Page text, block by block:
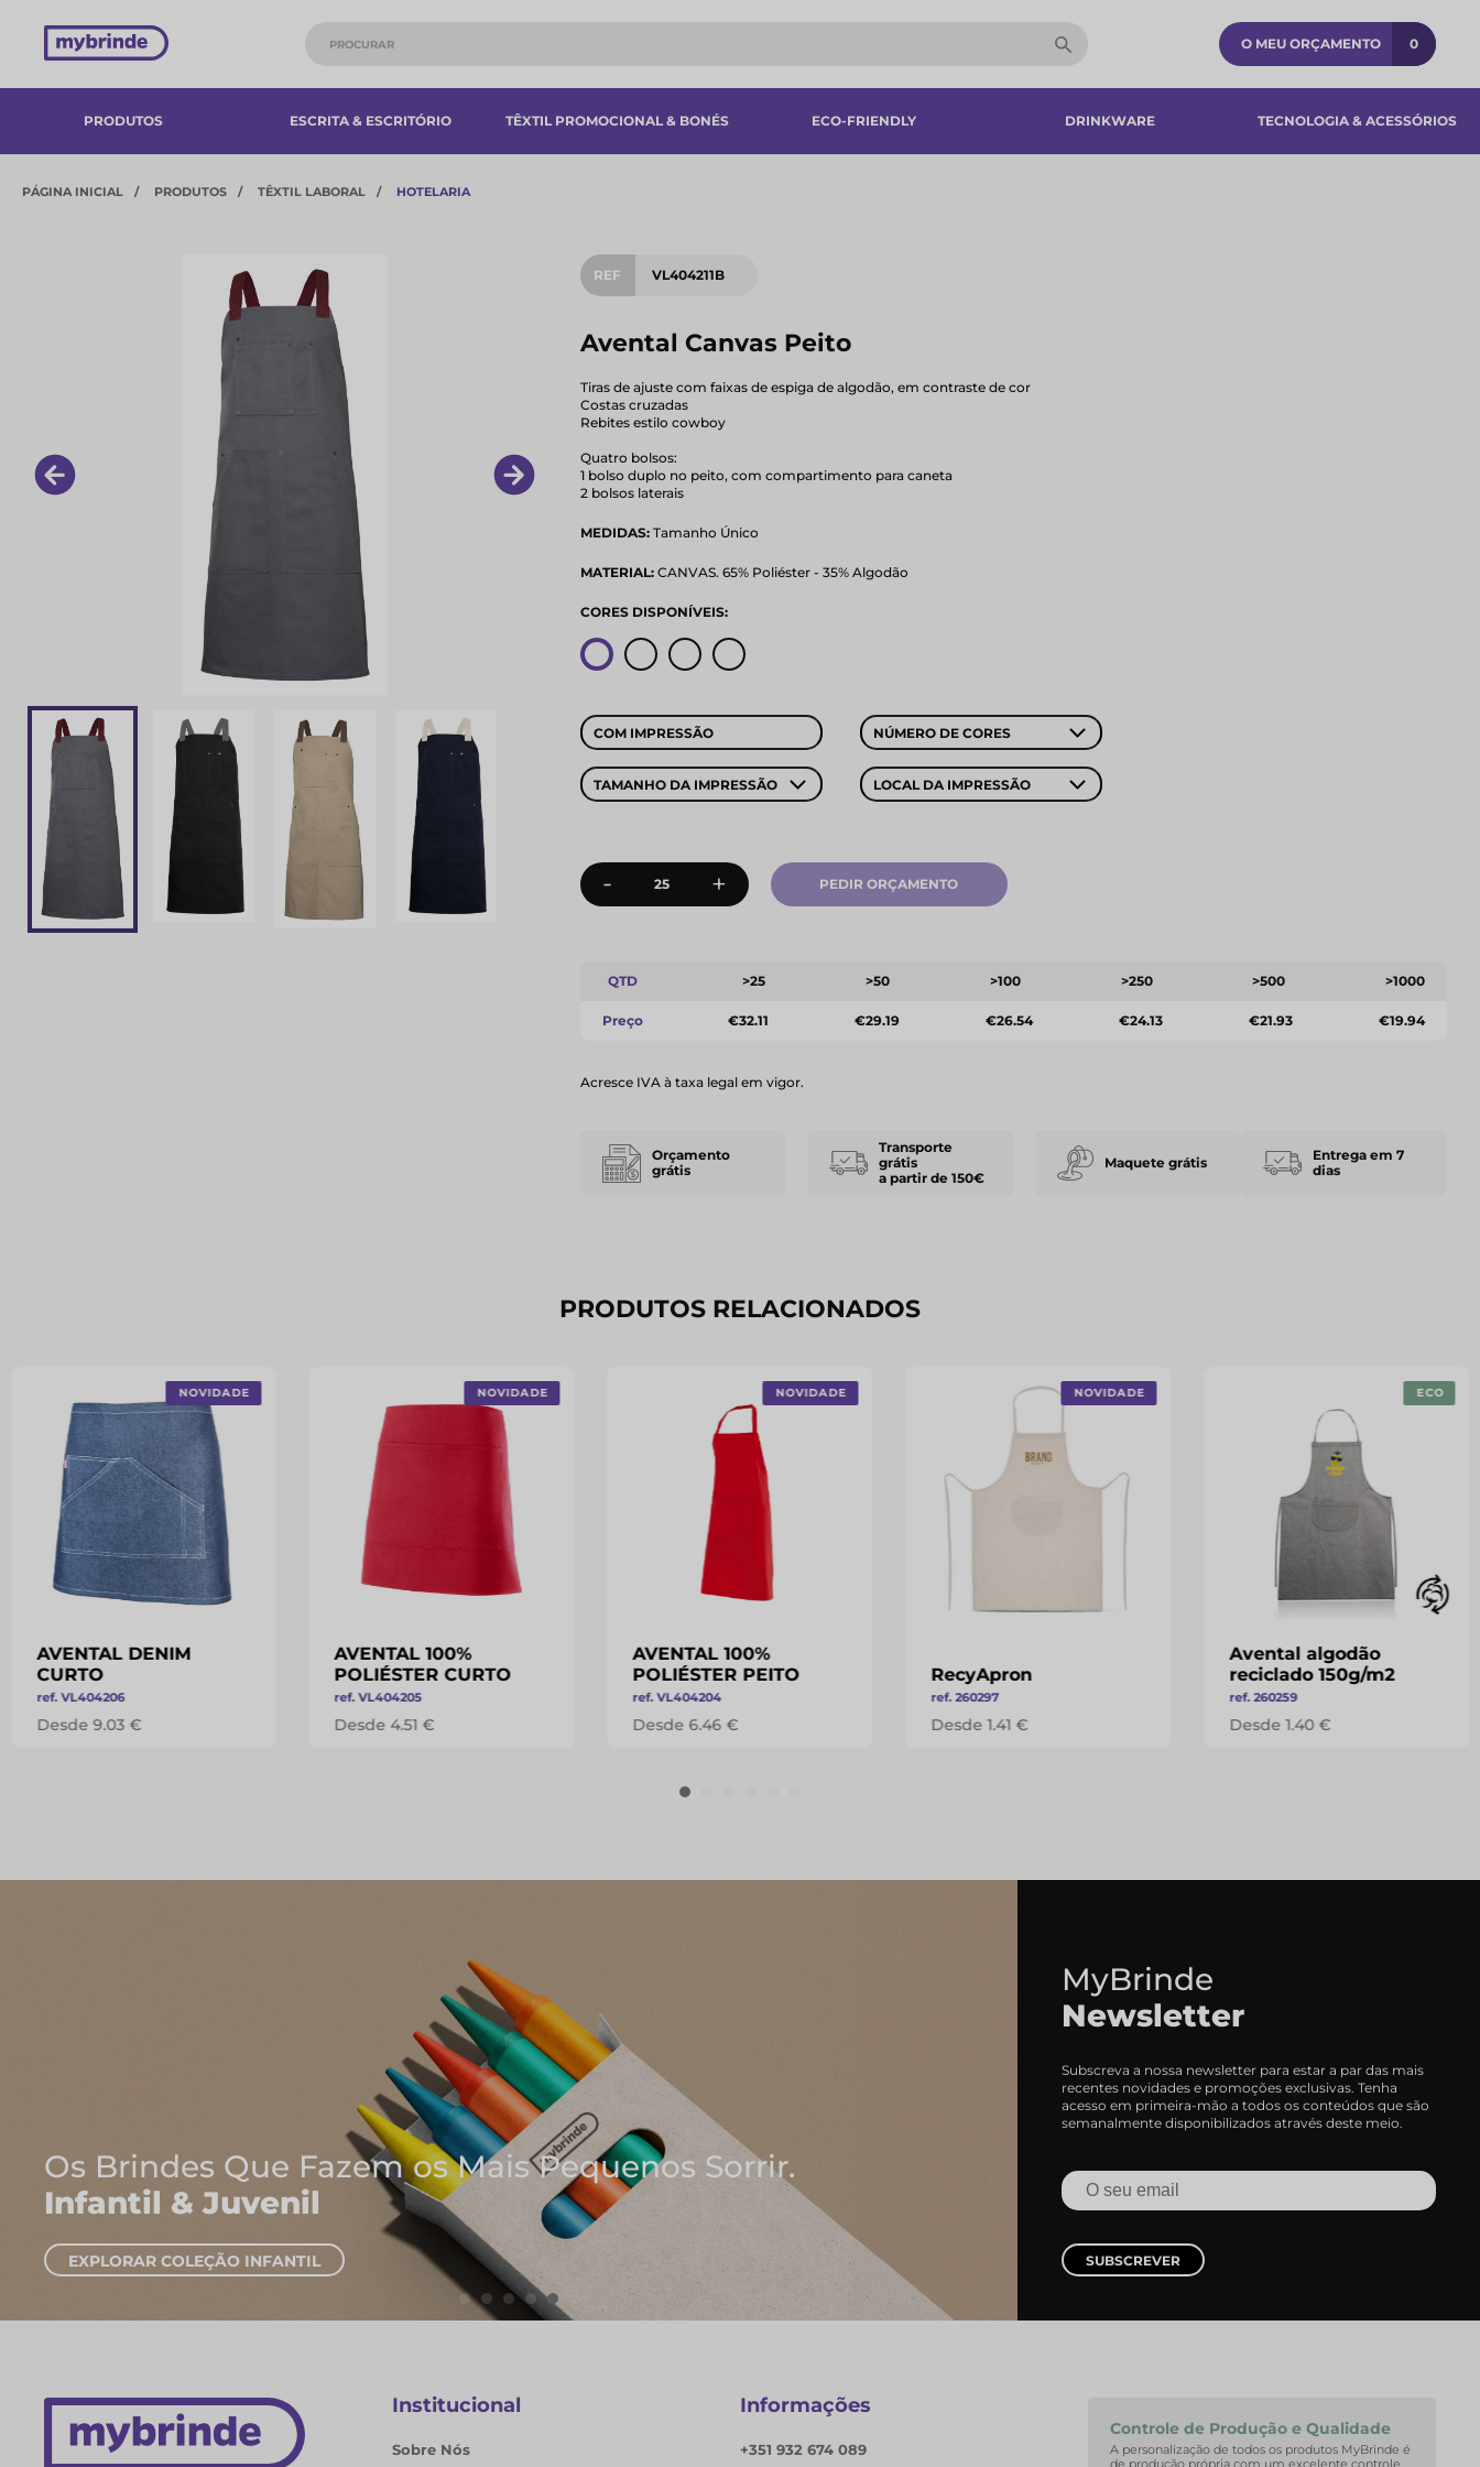
O MEU ORÇAMENTO 0
PRODUTOS ESCRITA & ESCRITÓRIO TÊXTIL PROMOCIONAL & BONÉS ECO-FRIENDLY DRINKWARE TECNOLOGIA & ACESSÓRIOS​
PÁGINA INICIAL PRODUTOS TÊXTIL LABORAL HOTELARIA
REF VL404211B
Avental Canvas Peito
Tiras de ajuste com faixas de espiga de algodão, em contraste de cor
Costas cruzadas
Rebites estilo cowboy
Quatro bolsos:
1 bolso duplo no peito, com compartimento para caneta
2 bolsos laterais
MEDIDAS:Tamanho Único
MATERIAL:CANVAS. 65% Poliéster - 35% Algodão
CORES DISPONÍVEIS:
COM IMPRESSÃO NÚMERO DE CORES
TAMANHO DA IMPRESSÃO LOCAL DA IMPRESSÃO
- + PEDIR ORÇAMENTO
QTD >25 >50 >100 >250 >500 >1000
Preço €32.11 €29.19 €26.54 €24.13 €21.93 €19.94
Acresce IVA à taxa legal em vigor.
Orçamento
grátis
Transporte
grátis
a partir de 150€
Maquete grátis
Entrega em 7
dias
PRODUTOS RELACIONADOS
NOVIDADE
AVENTAL DENIM
CURTO
ref. VL404206
Desde 9.03 €
NOVIDADE
AVENTAL 100%
POLIÉSTER CURTO
ref. VL404205
Desde 4.51 €
NOVIDADE
AVENTAL 100%
POLIÉSTER PEITO
ref. VL404204
Desde 6.46 €
NOVIDADE
RecyApron
ref. 260297
Desde 1.41 €
ECO
Avental algodão
reciclado 150g/m2
ref. 260259
Desde 1.40 €
Onde Nascem As Melhores Ideias
Cadernos e Blocos de Notas
EXPLORAR CADERNOS
MyBrinde
Newsletter
Subscreva a nossa newsletter para estar a par das mais
recentes novidades e promoções exclusivas. Tenha
acesso em primeira-mão a todos os conteúdos que são
semanalmente disponibilizados através deste meio.
SUBSCREVER
Institucional
Sobre Nós
Informações
+351 932 674 089
Controle de Produção e Qualidade
A personalização de todos os produtos MyBrinde é
de produção própria com um excelente controle